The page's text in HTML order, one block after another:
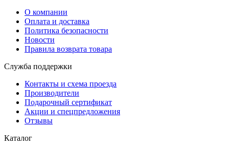
О компании
Оплата и доставка
Политика безопасности
Новости
Правила возврата товара
Служба поддержки
Контакты и схема проезда
Производители
Подарочный сертификат
Акции и спецпредложения
Отзывы
Каталог